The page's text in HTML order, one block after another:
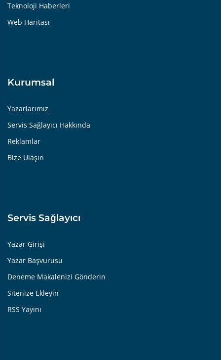
Teknoloji Haberleri
Web Haritası
Kurumsal
Yazarlarımız
Servis Sağlayıcı Hakkında
Reklamlar
Bize Ulaşın
Servis Sağlayıcı
Yazar Girişi
Yazar Başvurusu
Deneme Makalenizi Gönderin
Sitenize Ekleyin
RSS Yayını